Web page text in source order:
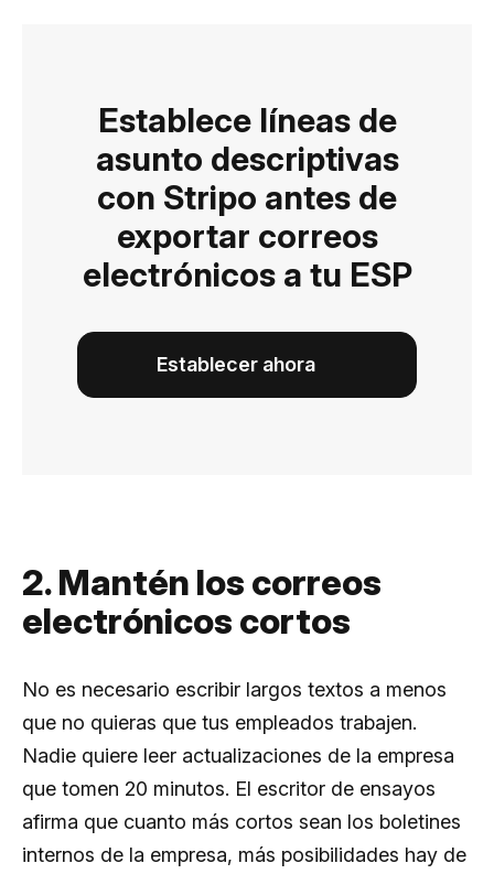
Establece líneas de
asunto descriptivas
con Stripo antes de
exportar correos
electrónicos a tu ESP
Establecer ahora
2. Mantén los correos
electrónicos cortos
No es necesario escribir largos textos a menos
que no quieras que tus empleados trabajen.
Nadie quiere leer actualizaciones de la empresa
que tomen 20 minutos. El escritor de ensayos
afirma que cuanto más cortos sean los boletines
internos de la empresa, más posibilidades hay de